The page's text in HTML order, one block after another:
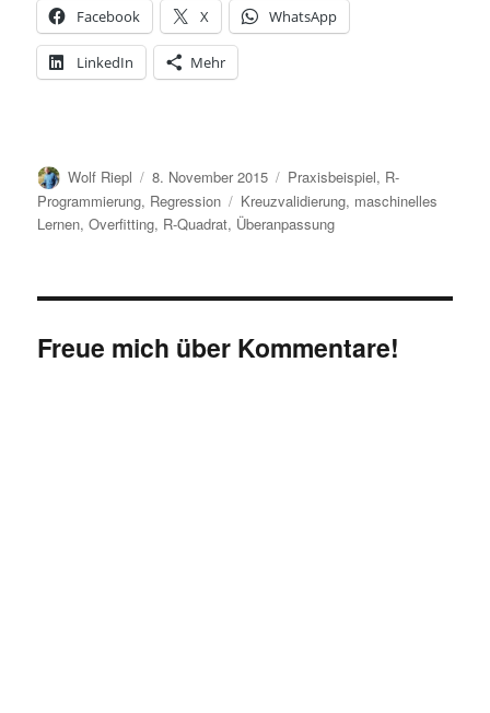
Facebook X WhatsApp
LinkedIn Mehr
Autor
Wolf Riepl
Veröffentlicht
am
8. November 2015 Kategorien
Praxisbeispiel, R-
Programmierung, Regression Schlagwörter
Kreuzvalidierung, maschinelles
Lernen,Overfitting, R-Quadrat, Überanpassung
Freue mich über Kommentare!